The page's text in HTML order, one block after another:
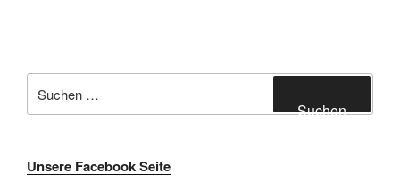
nach:
Suchen
Unsere Facebook Seite